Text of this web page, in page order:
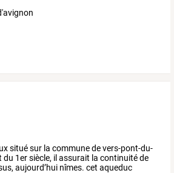
situésur la communedevers-pont-du-
du 1ersiècle, il assurait la continuitéde
aujourd’hui nîmes. cet aqueduc